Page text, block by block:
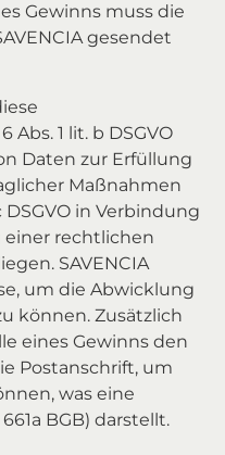
Gewinns muss die
gesendet
1 lit. b DSGVO
Daten zur Erfüllung
Maßnahmen
DSGVO in Verbindung
einer rechtlichen
SAVENCIA
um die Abwicklung
können. Zusätzlich
eines Gewinns den
Postanschrift, um
was eine
BGB) darstellt.